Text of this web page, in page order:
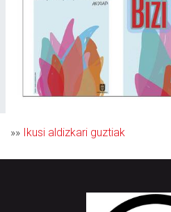
»» Ikusi aldizkari guztiak